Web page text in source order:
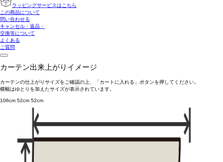
ラッピングサービスはこちら
この商品について
問い合わせる
キャンセル・返品・
交換等について
よくある
ご質問
カーテン出来上がりイメージ
カーテンの仕上がりサイズをご確認の上、「カートに入れる」ボタンを押してください。
横幅はゆとりを加えたサイズが表示されています。
106cm 52cm 52cm